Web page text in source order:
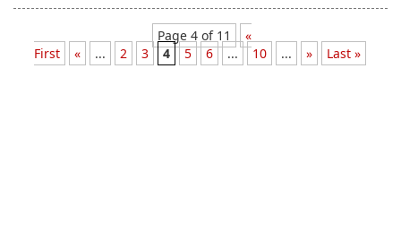
Page 4 of 11
«
First
« ... 2 3 4 5 6 ... 10 ... » Last »